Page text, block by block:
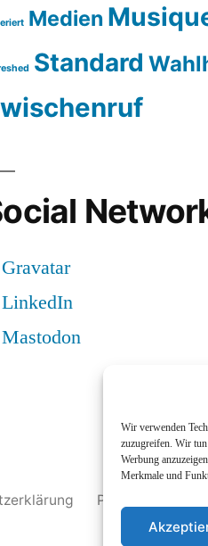
Wir verwenden
zuzugreifen. Wir
Werbung
Merkmale und
Medien
Standard
Gravatar
LinkedIn
Mastodon
Profil